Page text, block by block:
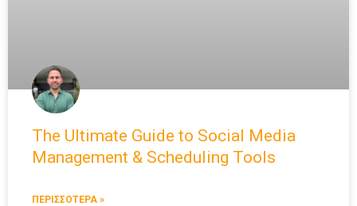
The Ultimate Guide to Social Media
Management & Scheduling Tools
ΠΕΡΙΣΣΟΤΕΡΑ »